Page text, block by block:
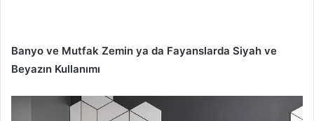
Banyo ve Mutfak Zemin ya da Fayanslarda Siyah ve
Beyazın Kullanımı